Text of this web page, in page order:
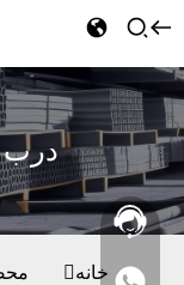
درب
خانه